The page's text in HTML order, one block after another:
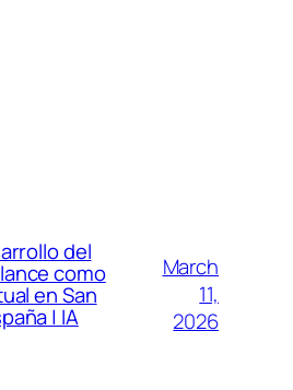
del
como
en San
| IA
March
11,
2026